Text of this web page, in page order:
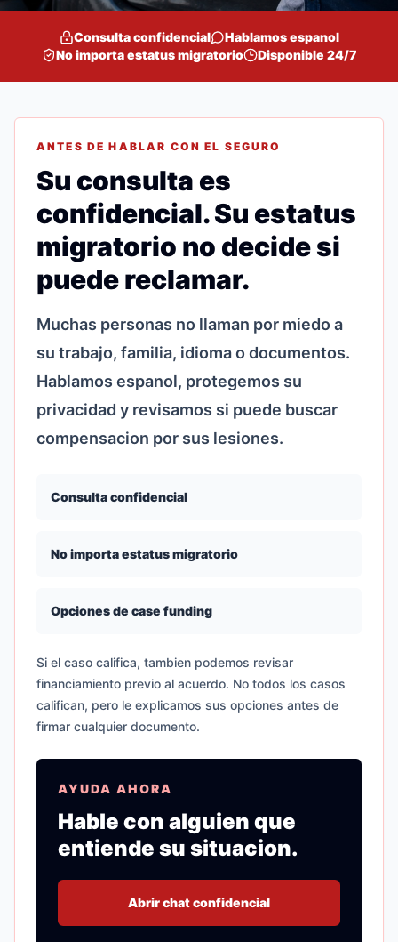
Consulta confidencial
Hablamos espanol
No importa estatus migratorio
Disponible 24/7
ANTES DE HABLAR CON EL SEGURO
Su consulta es
confidencial. Su estatus
migratorio no decide si
puede reclamar.
Muchas personas no llaman por miedo a
su trabajo, familia, idioma o documentos.
Hablamos espanol, protegemos su
privacidad y revisamos si puede buscar
compensacion por sus lesiones.
Consulta confidencial
No importa estatus migratorio
Opciones de case funding
Si el caso califica, tambien podemos revisar
financiamiento previo al acuerdo. No todos los casos
califican, pero le explicamos sus opciones antes de
firmar cualquier documento.
AYUDA AHORA
Hable con alguien que
entiende su situacion.
Abrir chat confidencial